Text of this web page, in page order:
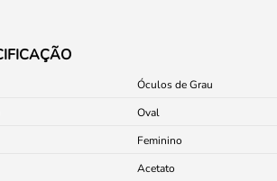
Óculos de Grau
Oval
Feminino
Acetato